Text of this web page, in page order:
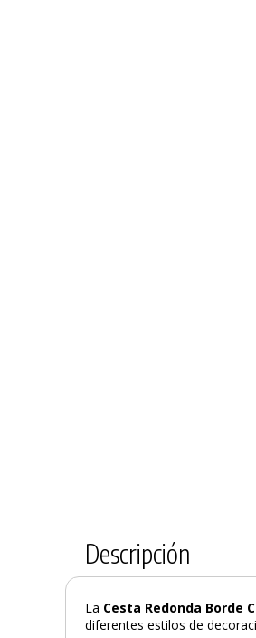
Descripción
La Cesta Redonda Borde
diferentes estilos de